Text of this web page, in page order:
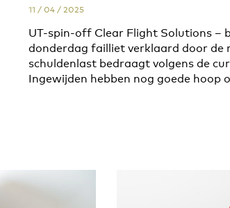
11 / 04 / 2025
UT-spin-off Clear Flight Solutions –
donderdag failliet verklaard door de
schuldenlast bedraagt volgens de
Ingewijden hebben nog goede hoop